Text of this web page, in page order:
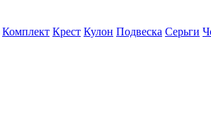
Комплект Крест Кулон Подвеска Серьги